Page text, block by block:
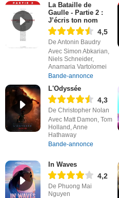
La Bataille de
Gaulle - Partie 2 :
J’écris ton nom
4,5
De Antonin Baudry
Avec Simon Abkarian,
Niels Schneider,
Anamaria Vartolomei
Bande-annonce
L'Odyssée
4,3
De Christopher Nolan
Avec Matt Damon, Tom
Holland, Anne
Hathaway
Bande-annonce
In Waves
4,2
De Phuong Mai
Nguyen